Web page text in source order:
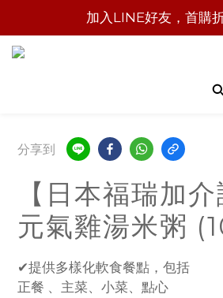
加入LINE好友，首購
分享到
【日本福瑞加介
元氣雞湯米粥
✔提供多樣化軟食餐點，包括
正餐 、主菜、小菜、點心